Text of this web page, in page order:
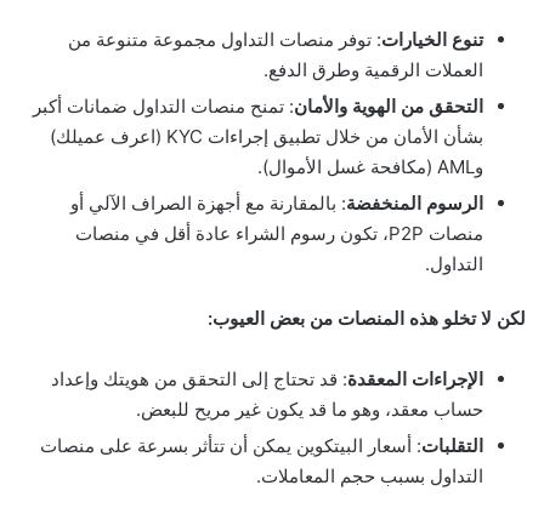
تنوع الخيارات: توفر منصات التداول مجموعة متنوعة من
العملات الرقمية وطرق الدفع.
التحقق من الهوية والأمان: تمنح منصات التداول ضمانات أكبر
بشأن الأمان من خلال تطبيق إجراءات KYC (اعرف عميلك)
وAML (مكافحة غسل الأموال).
الرسوم المنخفضة: بالمقارنة مع أجهزة الصراف الآلي أو
منصات P2P، تكون رسوم الشراء عادة أقل في منصات
التداول.
لكن لا تخلو هذه المنصات من بعض العيوب:
الإجراءات المعقدة: قد تحتاج إلى التحقق من هويتك وإعداد
حساب معقد، وهو ما قد يكون غير مريح للبعض.
التقلبات: أسعار البيتكوين يمكن أن تتأثر بسرعة على منصات
التداول بسبب حجم المعاملات.